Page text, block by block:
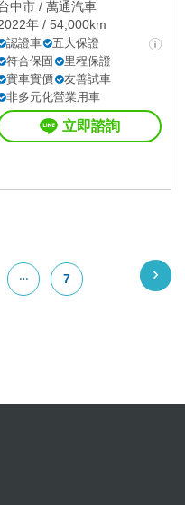
中市 / 萬通汽車
年 / 54,000km
認證車
五大保證
符合保固
里程保證
實車實價
友善試車
非多元化營業用車
立即諮詢
7